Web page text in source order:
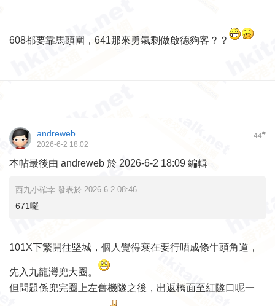
608都要靠馬頭圍，641那來勇氣剩做啟德夠客？？
44#
andreweb
2026-6-2 18:02
本帖最後由 andreweb 於 2026-6-2 18:09 編輯
西九小確幸 發表於 2026-6-2 08:46
671囉
101X下繁開往堅城，個人覺得衰在要行唒成條牛頭角道，
先入九龍灣兜大圈。
但問題係兜完圈上左舊機隧之後，出返橋面至紅隧口呢一